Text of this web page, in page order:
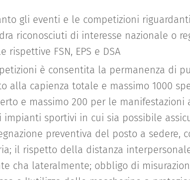
gli eventi e le competizioni
riconosciuti di interesse nazionale o
rispettive FSN, EPS e DSA
è consentita la permanenza di
alla capienza totale e massimo 1000
e massimo 200 per le manifestazioni
impianti sportivi in cui sia possibile
preventiva del posto a sedere,
il rispetto della distanza
cha lateralmente; obbligo di